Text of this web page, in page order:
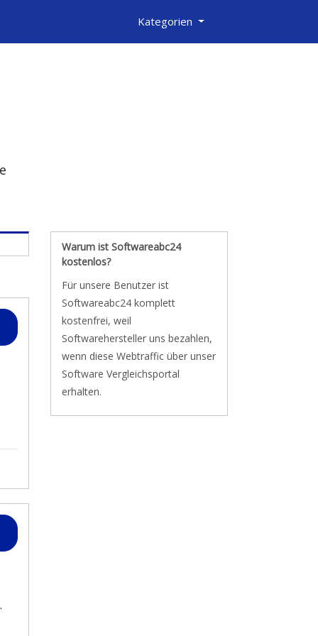
Kategorien
Warum ist Softwareabc24
kostenlos?
Für unsere Benutzer ist
Softwareabc24 komplett
kostenfrei, weil
Softwarehersteller uns bezahlen,
wenn diese Webtraffic über unser
Software Vergleichsportal
erhalten.